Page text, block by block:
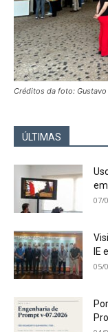
Créditos da foto: Gustavo
ÚLTIMAS
07/
IE
05/